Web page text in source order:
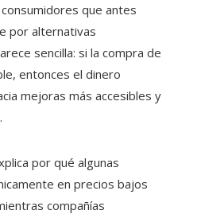
que antes
por alternativas
sencilla: si la compra de
entonces el dinero
mejoras más accesibles y
por qué algunas
en precios bajos
compañías